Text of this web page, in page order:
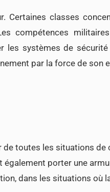
classes
compétences
systèmes de
par la force de son
toutes les situations de
également porter une
dans les situations où